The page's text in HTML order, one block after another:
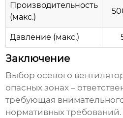
Производительность
(макс.)
Давление (макс.)
Заключение
Выбор осевого
опасных зонах –
требующая
нормативных требований.